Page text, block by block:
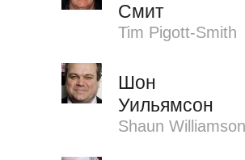
Смит
Tim Pigott-Smith
Шон
Уильямсон
Shaun Williamson